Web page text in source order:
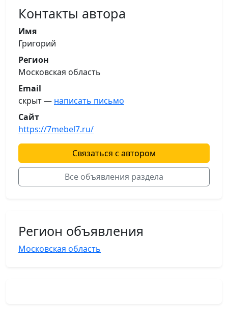
Контакты автора
Имя
Григорий
Регион
Московская область
Email
скрыт — написать письмо
Сайт
https://7mebel7.ru/
Связаться с автором
Все объявления раздела
Регион объявления
Московская область